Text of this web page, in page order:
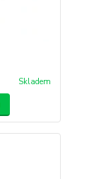
Skladem